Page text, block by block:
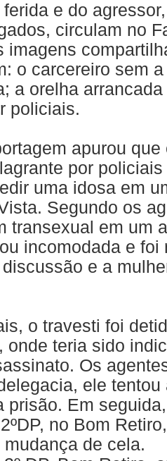
e do
circulam no
imagens
o carcereiro sem
a orelha
policiais.
apurou
por
uma idosa em
Segundo os
transexual em um
incomodada e foi
e a
o travesti foi
onde teria sido
Os
ele
prisão. Em
no Bom
de cela.